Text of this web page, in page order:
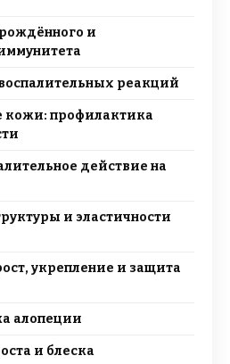
и
реакций
кожи: профилактика
действие на
и эластичности
укрепление и защита
алопеции
и блеска